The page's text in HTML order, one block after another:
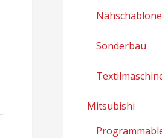
Sonderbau
Mitsubishi